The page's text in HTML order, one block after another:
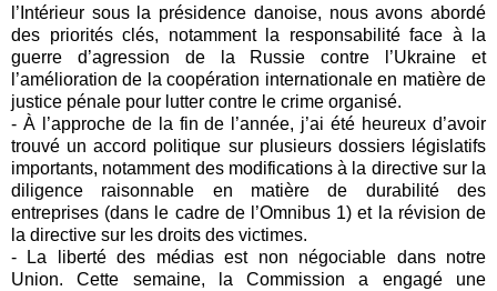
l’Intérieur sous la présidence danoise, nous avons abordé
des priorités clés, notamment la responsabilité face à la
guerre d’agression de la Russie contre l’Ukraine et
l’amélioration de la coopération internationale en matière de
justice pénale pour lutter contre le crime organisé.
- À l’approche de la fin de l’année, j’ai été heureux d’avoir
trouvé un accord politique sur plusieurs dossiers législatifs
importants, notamment des modifications à la directive sur la
diligence raisonnable en matière de durabilité des
entreprises (dans le cadre de l’Omnibus 1) et la révision de
la directive sur les droits des victimes.
- La liberté des médias est non négociable dans notre
Union. Cette semaine, la Commission a engagé une